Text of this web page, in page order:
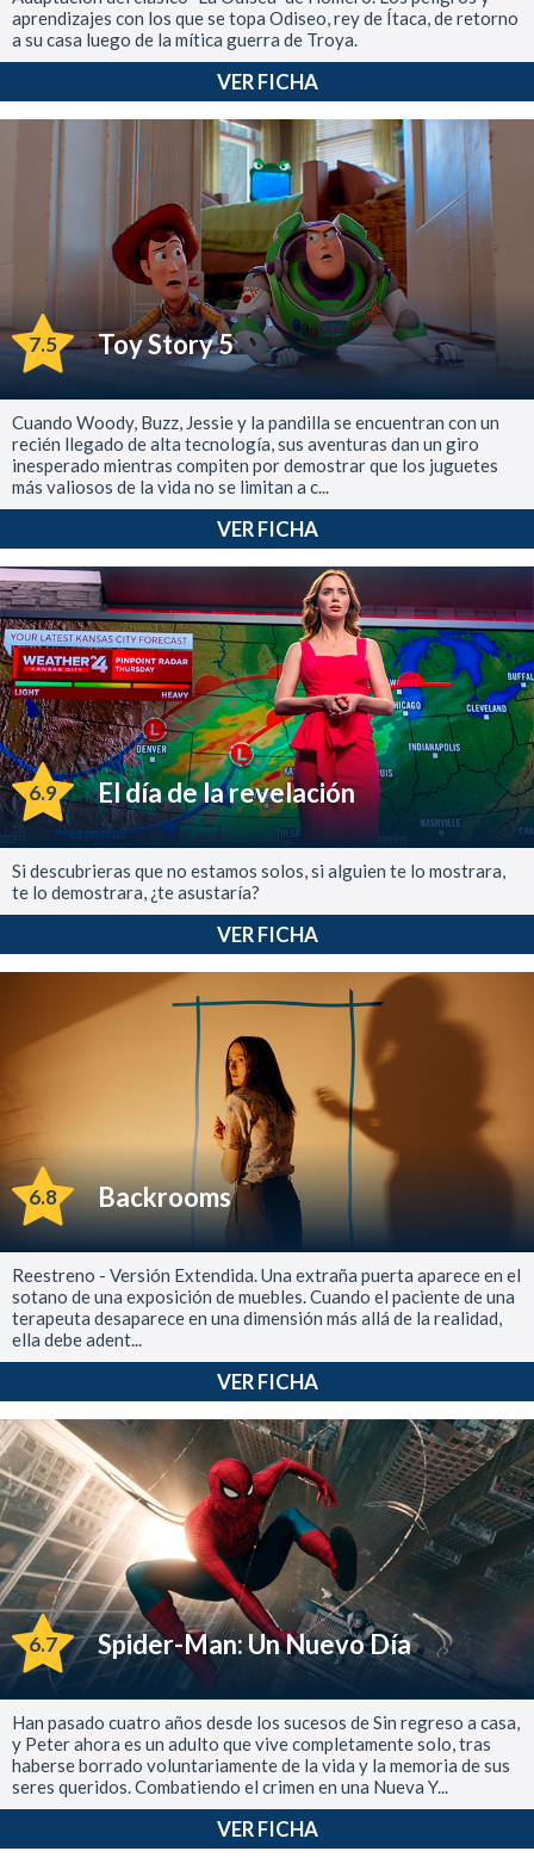
aprendizajes con los que se topa Odiseo, rey de Ítaca, de retorno
a su casa luego de la mítica guerra de Troya.
VER FICHA
7.5 Toy Story 5
Cuando Woody, Buzz, Jessie y la pandilla se encuentran con un
recién llegado de alta tecnología, sus aventuras dan un giro
inesperado mientras compiten por demostrar que los juguetes
más valiosos de la vida no se limitan a c...
VER FICHA
6.9 El día de la revelación
Si descubrieras que no estamos solos, si alguien te lo mostrara,
te lo demostrara, ¿te asustaría?
VER FICHA
6.8 Backrooms
Reestreno - Versión Extendida. Una extraña puerta aparece en el
sotano de una exposición de muebles. Cuando el paciente de una
terapeuta desaparece en una dimensión más allá de la realidad,
ella debe adent...
VER FICHA
6.7 Spider-Man: Un Nuevo Día
Han pasado cuatro años desde los sucesos de Sin regreso a casa,
y Peter ahora es un adulto que vive completamente solo, tras
haberse borrado voluntariamente de la vida y la memoria de sus
seres queridos. Combatiendo el crimen en una Nueva Y...
VER FICHA